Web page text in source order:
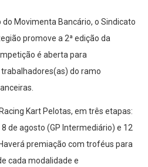
Movimenta Bancário, o Sindicato
promove a 2ª edição da
é aberta para
do ramo
Kart Pelotas, em três etapas:
de agosto (GP Intermediário) e 12
premiação com troféus para
cada modalidade e